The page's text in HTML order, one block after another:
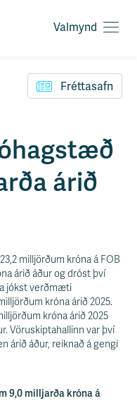
O
v
m
y
n
d
Valmynd
Fréttasafn
árið
milljörðum króna á FOB
árið áður og dróst því
jókst verðmæti
króna árið 2025.
króna árið 2025
Vöruskiptahallinn var því
árið áður, reiknað á gengi
9,0 milljarða króna á